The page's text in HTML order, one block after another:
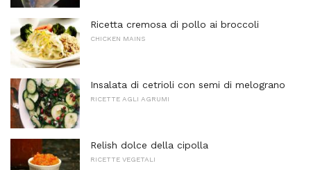
Ricetta cremosa di pollo ai broccoli
CHICKEN MAINS
Insalata di cetrioli con semi di melograno
RICETTE AGLI AGRUMI
Relish dolce della cipolla
RICETTE VEGETALI